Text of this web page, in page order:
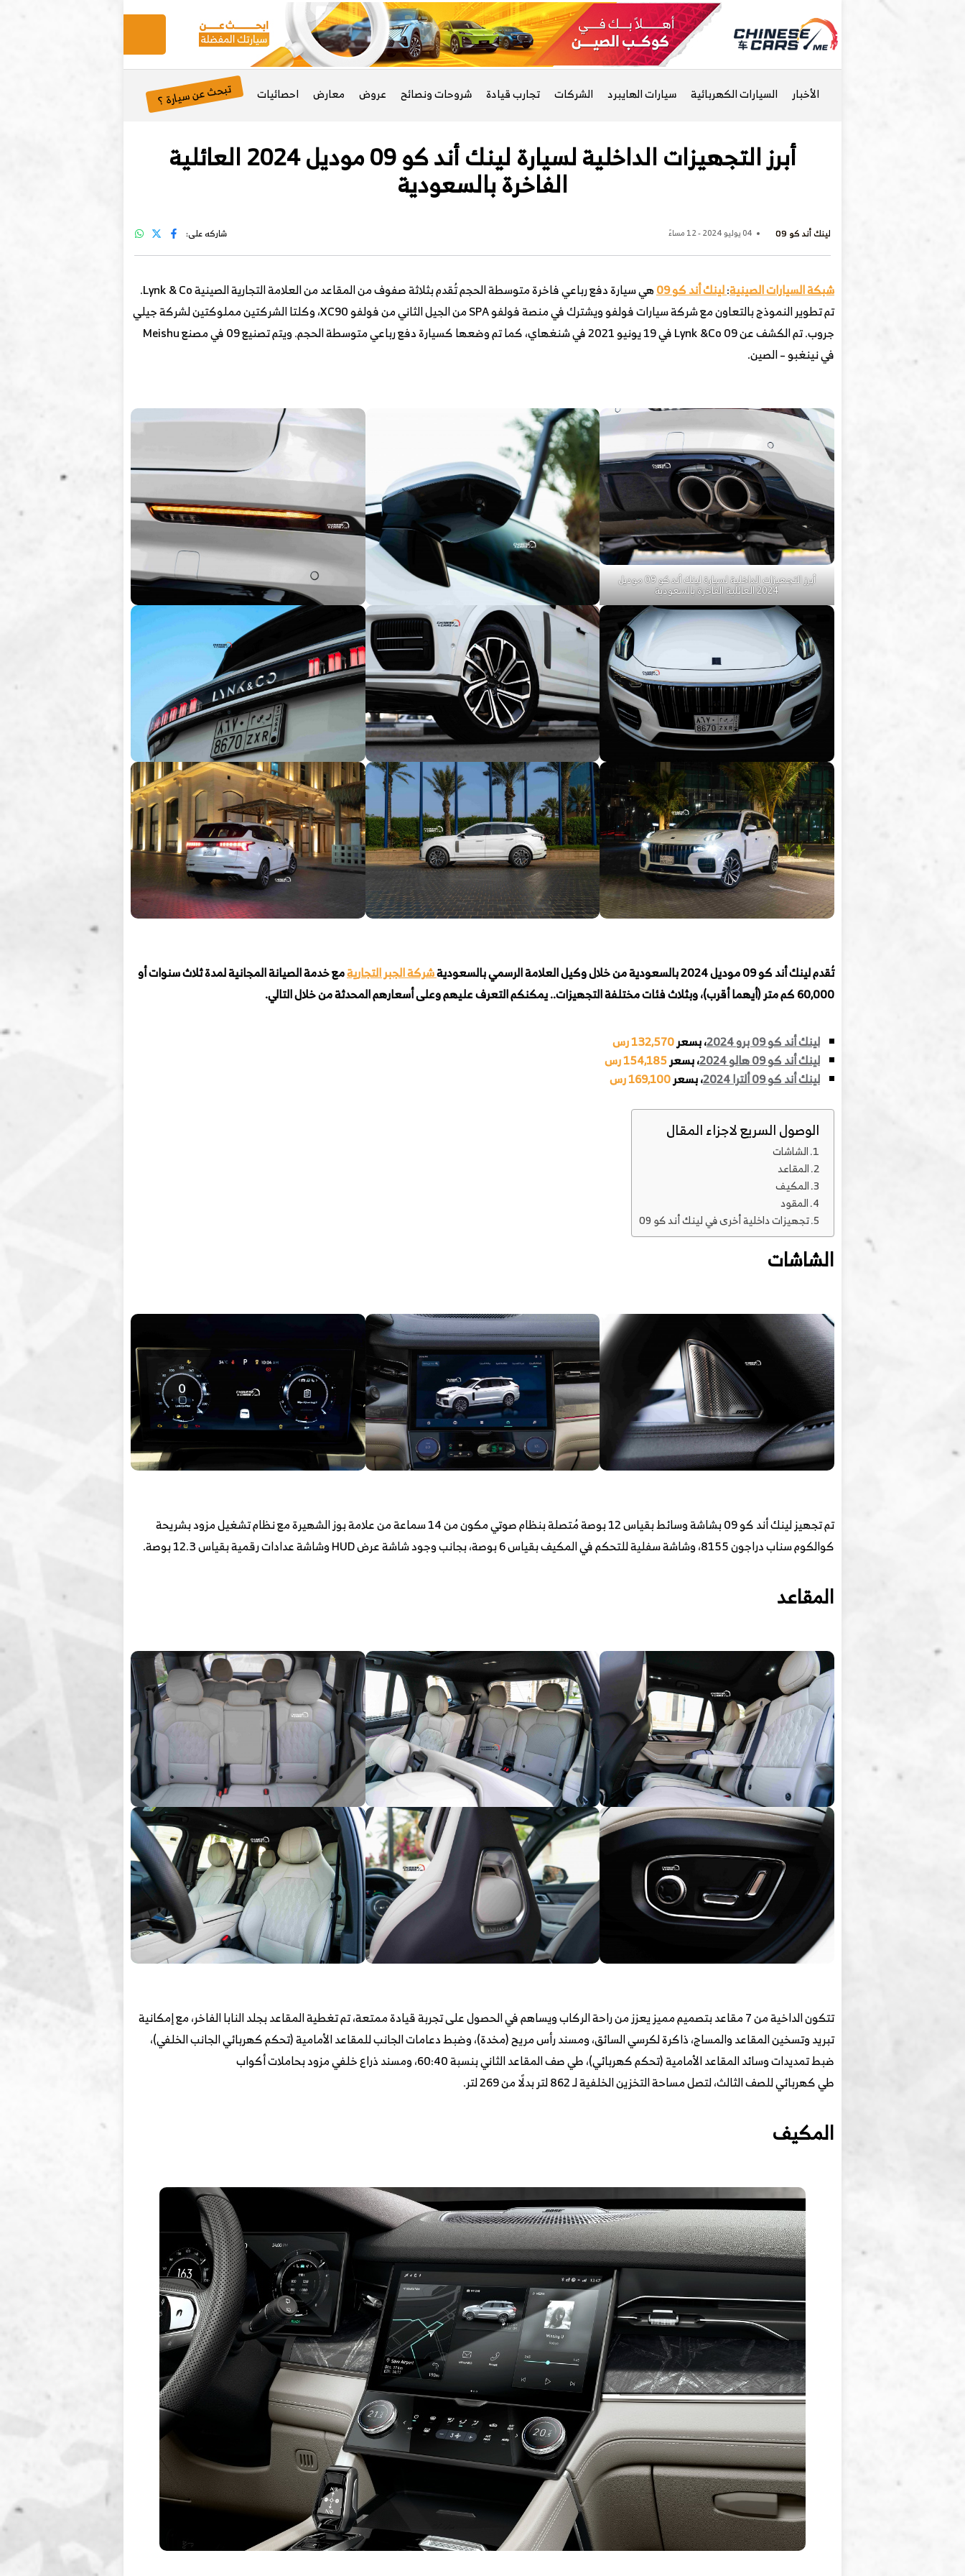
الأخبار السيارات الكهربائية سيارات الهايبرد الشركات تجارب قيادة شروحات ونصائح عروض معارض احصائيات تبحث عن سيارة ؟
أبرز التجهيزات الداخلية لسيارة لينك أند كو 09 موديل 2024 العائلية
الفاخرة بالسعودية
لينك أند كو 09 04 يوليو 2024 - 12 مساءً شاركه على:
شبكة السيارات الصينية:لينك أند كو 09
هي سيارة دفع رباعي فاخرة متوسطة الحجم تُقدم بثلاثة صفوف من المقاعد من العلامة التجارية الصينية Lynk & Co.
تم تطوير النموذج بالتعاون مع شركة سيارات فولفو ويشترك في منصة فولفو SPA من الجيل الثاني من فولفو XC90، وكلتا الشركتين مملوكتين لشركة جيلي
جروب. تم الكشف عن Lynk &Co 09 في 19 يونيو 2021 في شنغهاي، كما تم وضعها كسيارة دفع رباعي متوسطة الحجم. ويتم تصنيع 09 في مصنع Meishu
في نينغبو – الصين.
أبرز التجهيزات الداخلية لسيارة لينك أند كو 09 موديل
2024 العائلية الفاخرة بالسعودية
تُقدم لينك أند كو 09 موديل 2024 بالسعودية من خلال وكيل العلامة الرسمي بالسعودية شركة الجبر التجاريةمع خدمة الصيانة المجانية لمدة ثلاث سنوات أو
60,000 كم متر (أيهما أقرب)، وبثلاث فئات مختلفة التجهيزات.. يمكنكم التعرف عليهم وعلى أسعارهم المحدثة من خلال التالي.
لينك أند كو 09 برو 2024 ، بسعر132,570 رس
لينك أند كو 09 هالو 2024
، بسعر154,185 رس
لينك أند كو 09 ألترا 2024
، بسعر169,100 رس
الوصول السريع لاجزاء المقال
الشاشات
المقاعد
المكيف
المقود
تجهيزات داخلية أخرى في لينك أند كو 09
الشاشات
تم تجهيز لينك أند كو 09 بشاشة وسائط بقياس 12 بوصة مُتصلة بنظام صوتي مكون من 14 سماعة من علامة بوز الشهيرة مع نظام تشغيل مزود بشريحة
كوالكوم سناب دراجون 8155، وشاشة سفلية للتحكم في المكيف بقياس 6 بوصة، بجانب وجود شاشة عرض HUD وشاشة عدادات رقمية بقياس 12.3 بوصة.
المقاعد
تتكون الداخية من 7 مقاعد بتصميم مميز يعزز من راحة الركاب ويساهم في الحصول على تجربة قيادة ممتعة، تم تغطية المقاعد بجلد النابا الفاخر، مع إمكانية
تبريد وتسخين المقاعد والمساج، ذاكرة لكرسي السائق، ومسند رأس مريح (مخدة)، وضبط دعامات الجانب للمقاعد الأمامية (تحكم كهربائي الجانب الخلفي)،
ضبط تمديدات وسائد المقاعد الأمامية (تحكم كهربائي)، طي صف المقاعد الثاني بنسبة 60:40، ومسند ذراع خلفي مزود بحاملات أكواب
طي كهربائي للصف الثالث، لتصل مساحة التخزين الخلفية لـ 862 لتر بدلًا من 269 لتر.
المكيف